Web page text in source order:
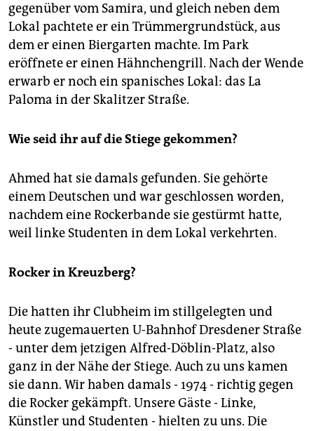
gegenüber vom Samira, und gleich neben dem
Lokal pachtete er ein Trümmergrundstück, aus
dem er einen Biergarten machte. Im Park
eröffnete er einen Hähnchengrill. Nach der Wende
erwarb er noch ein spanisches Lokal: das La
Paloma in der Skalitzer Straße.
Wie seid ihr auf die Stiege gekommen?
Ahmed hat sie damals gefunden. Sie gehörte
einem Deutschen und war geschlossen worden,
nachdem eine Rockerbande sie gestürmt hatte,
weil linke Studenten in dem Lokal verkehrten.
Rocker in Kreuzberg?
Die hatten ihr Clubheim im stillgelegten und
heute zugemauerten U-Bahnhof Dresdener Straße
- unter dem jetzigen Alfred-Döblin-Platz, also
ganz in der Nähe der Stiege. Auch zu uns kamen
sie dann. Wir haben damals - 1974 - richtig gegen
die Rocker gekämpft. Unsere Gäste - Linke,
Künstler und Studenten - hielten zu uns. Die